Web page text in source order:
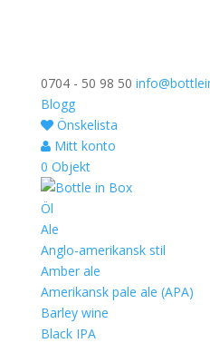
0704 - 50 98 50
Blogg
Önskelista
Mitt konto
0 Objekt
Öl
Ale
Anglo-amerikansk stil
Amber ale
Amerikansk pale ale (APA)
Barley wine
Black IPA